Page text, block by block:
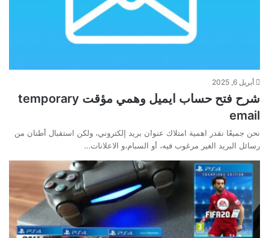
أبريل 6, 2025
شرح فتح حساب ايميل وهمي مؤقت temporary
email
نحن جميعًا نقدر اهمية امتلاك عنوان بريد إلكتروني، ولكن استقبال أطنان من
رسائل البريد الغير مرغوب فيه، أو السبام،و الاعلانات…